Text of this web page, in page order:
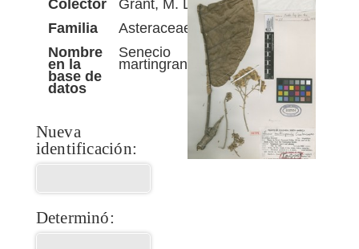
Colector
Grant, M. L.
Familia
Asteraceae
Nombre
en la
base de
datos
Senecio
martingrantii
Nueva
identificación:
Determinó: